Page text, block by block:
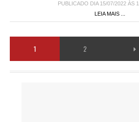
PUBLICADO DIA 15/07/2022 ÀS
LEIA MAIS ...
1 2